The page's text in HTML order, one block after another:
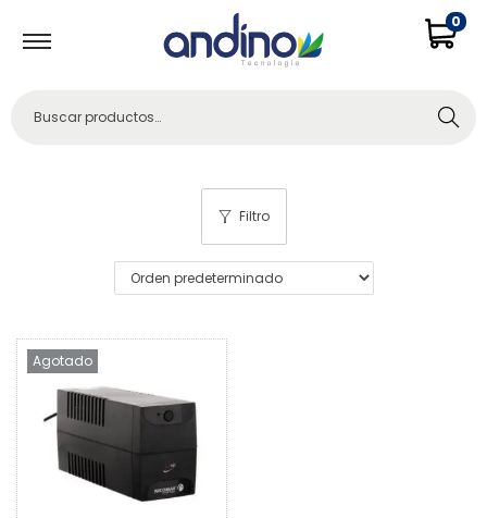
0
Buscar
Filtro
Agotado